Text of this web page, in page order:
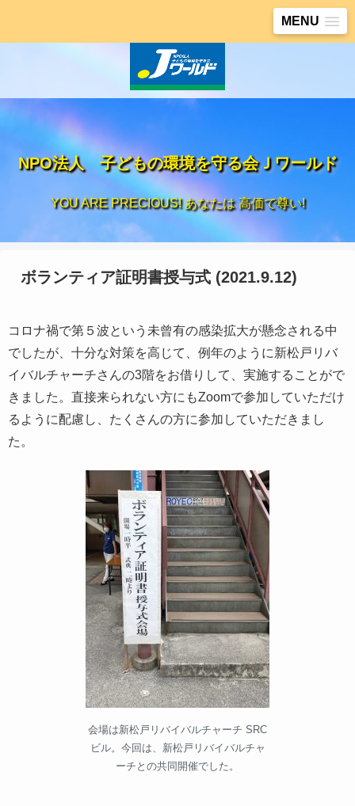
MENU
NPO法人 子どもの環境を守る会Ｊワールド
YOU ARE PRECIOUS! あなたは 高価で尊い!
ボランティア証明書授与式 (2021.9.12)
コロナ禍で第５波という未曾有の感染拡大が懸念される中
でしたが、十分な対策を高じて、例年のように新松戸リバ
イバルチャーチさんの3階をお借りして、実施することがで
きました。直接来られない方にもZoomで参加していただけ
るように配慮し、たくさんの方に参加していただきまし
た。
会場は新松戸リバイバルチャーチ SRC
ビル。今回は、新松戸リバイバルチャ
ーチとの共同開催でした。